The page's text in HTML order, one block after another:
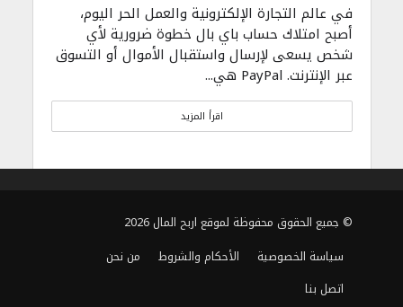
في عالم التجارة الإلكترونية والعمل الحر اليوم،
أصبح امتلاك حساب باي بال خطوة ضرورية لأي
شخص يسعى لإرسال واستقبال الأموال أو التسوق
عبر الإنترنت. PayPal هي...
اقرأ المزيد
© جميع الحقوق محفوظة لموقع اربح المال 2026
سياسة الخصوصية
الأحكام والشروط
من نحن
اتصل بنا